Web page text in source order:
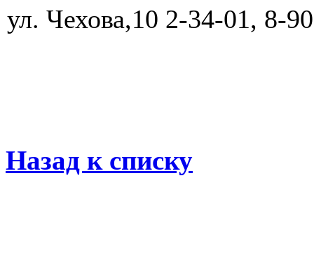
ул. Чехова,10 2-34-01, 8-
Назад к списку